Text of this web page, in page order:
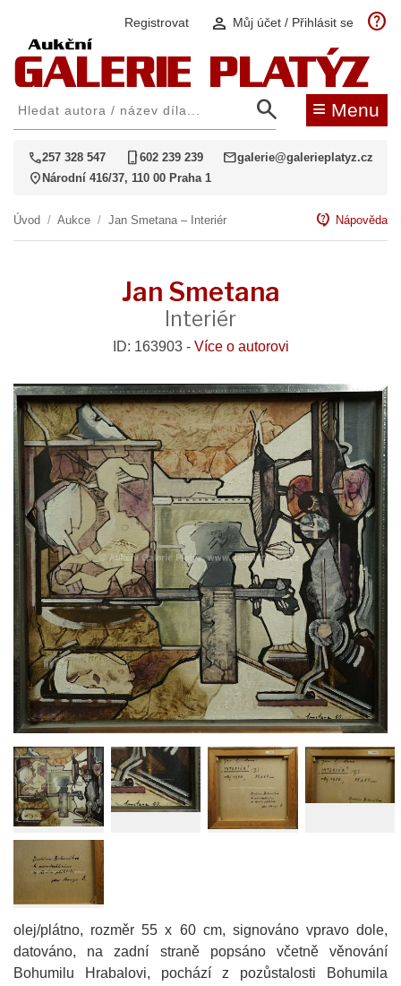
Registrovat person Můj účet / Přihlásit se help
search ≡ Menu
call257 328 547 phone_iphone602 239 239 mailgalerie@galerieplatyz.cz
location_on Národní 416/37, 110 00 Praha 1
Úvod / Aukce / Jan Smetana – Interiér contact_support Nápověda
Jan Smetana
Interiér
ID: 163903 - Více o autorovi
olej/plátno, rozměr 55 x 60 cm, signováno vpravo dole,
datováno, na zadní straně popsáno včetně věnování
Bohumilu Hrabalovi, pochází z pozůstalosti Bohumila